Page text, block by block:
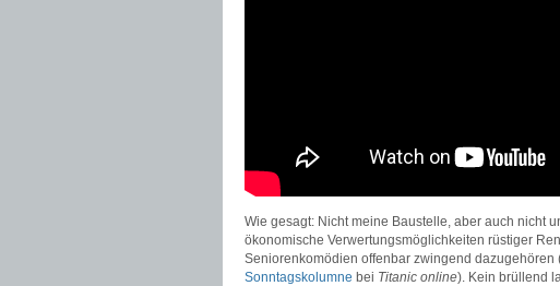
Wie gesagt: Nicht meine Baustelle, aber auch nicht
ökonomische Verwertungsmöglichkeiten rüstiger
Seniorenkomödien offenbar zwingend dazugehören
Sonntagskolumne bei Titanic online). Kein brüllend